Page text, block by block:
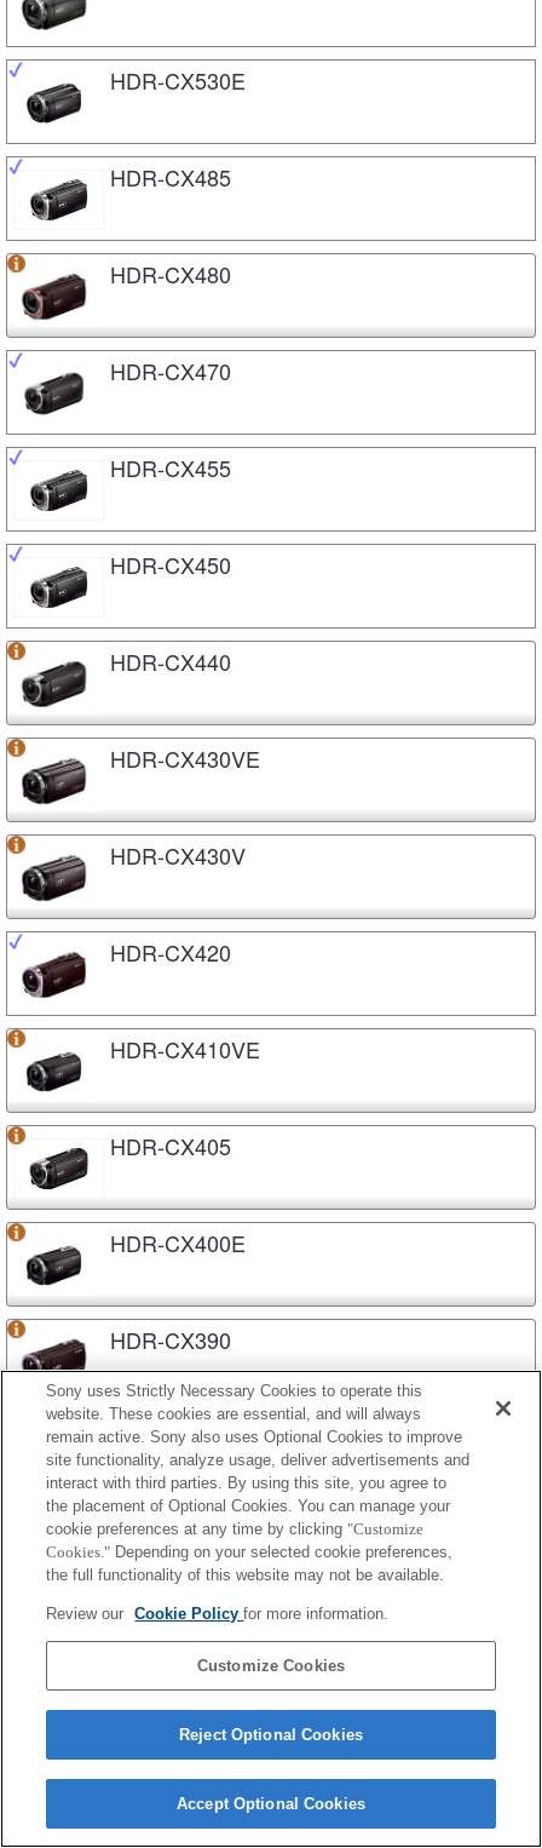
HDR-CX530E
HDR-CX485
HDR-CX480
HDR-CX470
HDR-CX455
HDR-CX450
HDR-CX440
HDR-CX430VE
HDR-CX430V
HDR-CX420
HDR-CX410VE
HDR-CX405
HDR-CX400E
HDR-CX390
HDR-CX380E
HDR-CX380
HDR-CX360VE
HDR-CX360V
HDR-CX360E
Sony uses Strictly Necessary Cookies to operate this
website. These cookies are essential, and will always
remain active. Sony also uses Optional Cookies to improve
site functionality, analyze usage, deliver advertisements and
interact with third parties. By using this site, you agree to
the placement of Optional Cookies. You can manage your
cookie preferences at any time by clicking "Customize
Cookies." Depending on your selected cookie preferences,
the full functionality of this website may not be available.
Review our Cookie Policyfor more information.
Customize Cookies
Reject Optional Cookies
Accept Optional Cookies